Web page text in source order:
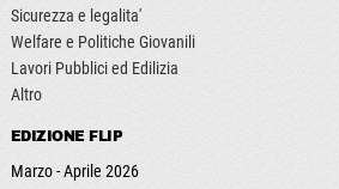
Sicurezza e legalita'
Welfare e Politiche Giovanili
Lavori Pubblici ed Edilizia
Altro
EDIZIONE FLIP
Marzo - Aprile 2026